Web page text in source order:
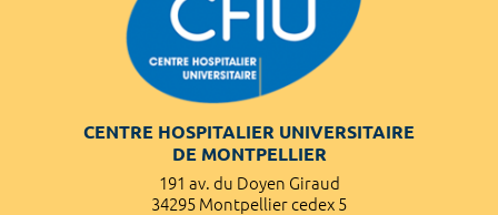
CENTRE HOSPITALIER UNIVERSITAIRE
DE MONTPELLIER
191 av. du Doyen Giraud
34295 Montpellier cedex 5